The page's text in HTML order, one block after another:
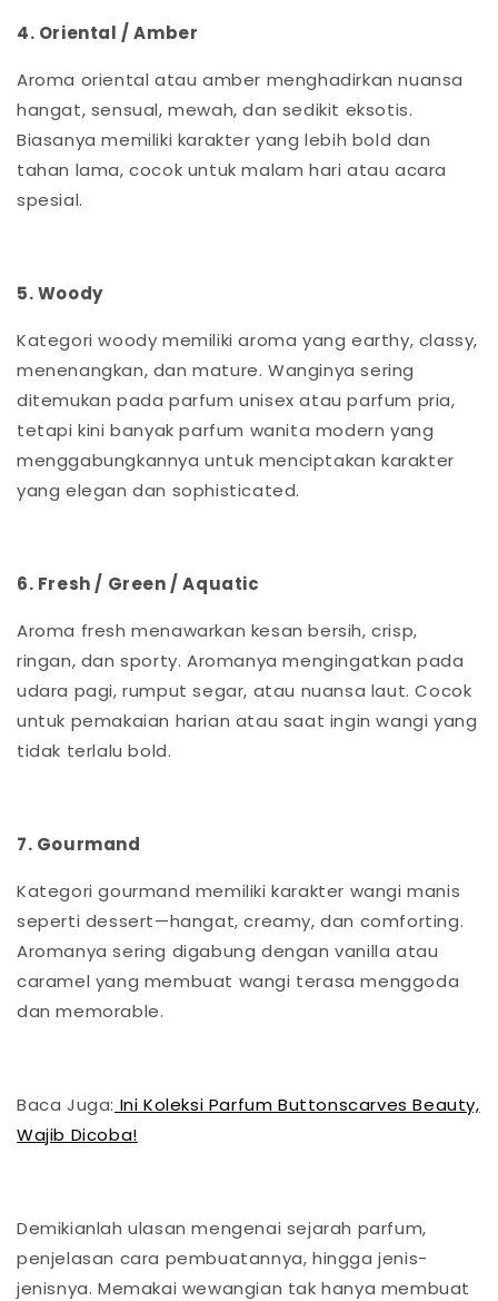
4. Oriental / Amber
Aroma oriental atau amber menghadirkan nuansa
hangat, sensual, mewah, dan sedikit eksotis.
Biasanya memiliki karakter yang lebih bold dan
tahan lama, cocok untuk malam hari atau acara
spesial.
5. Woody
Kategori woody memiliki aroma yang earthy, classy,
menenangkan, dan mature. Wanginya sering
ditemukan pada parfum unisex atau parfum pria,
tetapi kini banyak parfum wanita modern yang
menggabungkannya untuk menciptakan karakter
yang elegan dan sophisticated.
6. Fresh / Green / Aquatic
Aroma fresh menawarkan kesan bersih, crisp,
ringan, dan sporty. Aromanya mengingatkan pada
udara pagi, rumput segar, atau nuansa laut. Cocok
untuk pemakaian harian atau saat ingin wangi yang
tidak terlalu bold.
7. Gourmand
Kategori gourmand memiliki karakter wangi manis
seperti dessert—hangat, creamy, dan comforting.
Aromanya sering digabung dengan vanilla atau
caramel yang membuat wangi terasa menggoda
dan memorable.
Baca Juga: Ini Koleksi Parfum Buttonscarves Beauty,
Wajib Dicoba!
Demikianlah ulasan mengenai sejarah parfum,
penjelasan cara pembuatannya, hingga jenis-
jenisnya. Memakai wewangian tak hanya membuat